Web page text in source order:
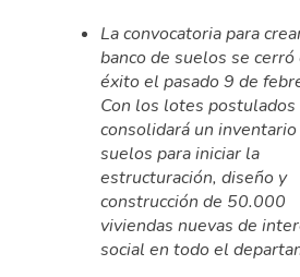
La convocatoria para
banco de suelos se cerró
éxito el pasado 9 de
Con los lotes postulados
consolidará un inventario
suelos para iniciar la
estructuración, diseño y
construcción de 50.000
viviendas nuevas de
social en todo el